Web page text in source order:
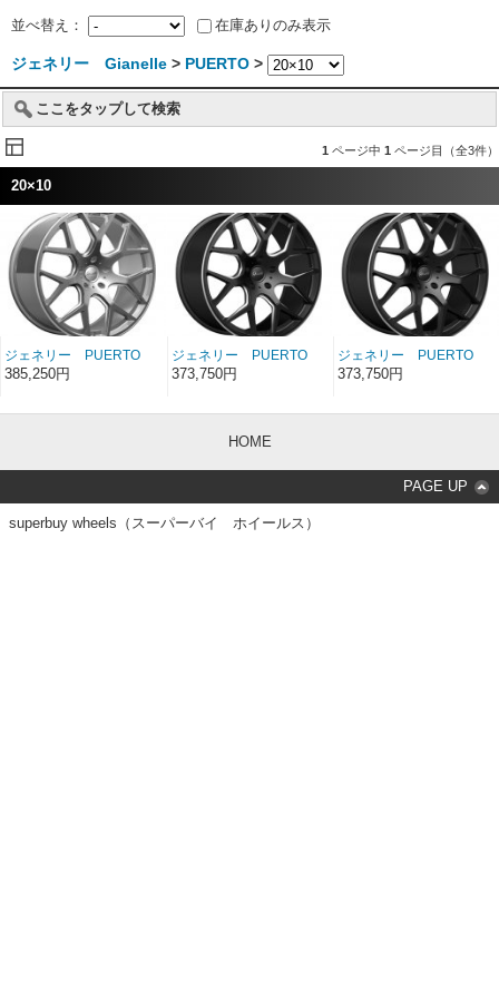
並べ替え： 在庫ありのみ表示
ジェネリー Gianelle > PUERTO >
ここをタップして検索
1 ページ中 1 ページ目（全3件）
20×10
ジェネリー PUERTO
シルバー/マシンドエッ
385,250円
ジェネリー PUERTO
ブラック/ボールカットデ
373,750円
ジェネリー PUERTO
ブラック/マシンドエッ
373,750円
HOME
PAGE UP
superbuy wheels（スーパーバイ ホイールス）